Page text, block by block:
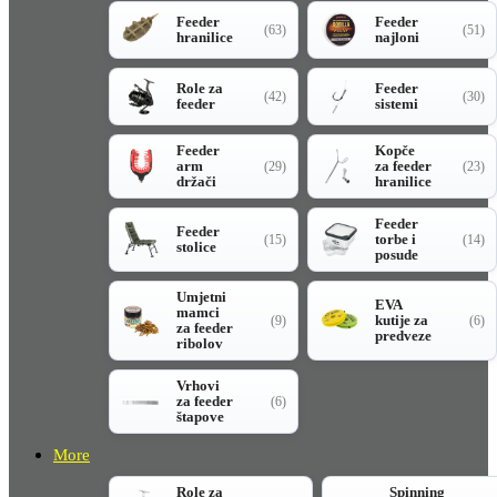
Feeder
hranilice
(63)
Feeder
najloni
(51)
Role za
feeder
(42)
Feeder
sistemi
(30)
Feeder
arm
držači
(29)
Kopče
za feeder
hranilice
(23)
Feeder
stolice
(15)
Feeder
torbe i
posude
(14)
Umjetni
mamci
za feeder
ribolov
(9)
EVA
kutije za
predveze
(6)
Vrhovi
za feeder
štapove
(6)
More
Role za
Spinning